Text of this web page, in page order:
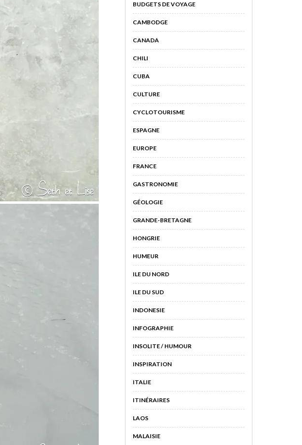
BUDGETS DE VOYAGE
CAMBODGE
CANADA
CHILI
CUBA
CULTURE
CYCLOTOURISME
ESPAGNE
EUROPE
FRANCE
GASTRONOMIE
GÉOLOGIE
GRANDE-BRETAGNE
HONGRIE
HUMEUR
ILE DU NORD
ILE DU SUD
INDONESIE
INFOGRAPHIE
INSOLITE / HUMOUR
INSPIRATION
ITALIE
ITINÉRAIRES
LAOS
MALAISIE